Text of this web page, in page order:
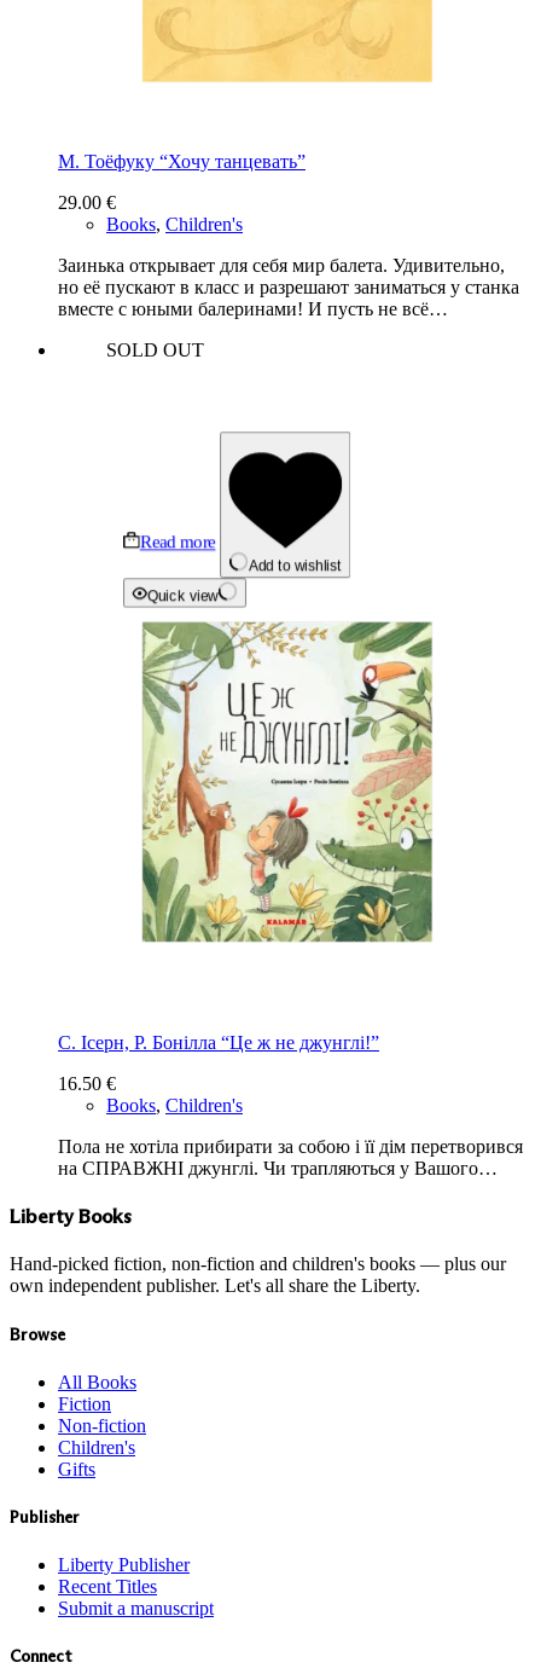
М. Тоёфуку “Хочу танцевать”
29.00 €
Books, Children's
Заинька открывает для себя мир балета. Удивительно,
но её пускают в класс и разрешают заниматься у станка
вместе с юными балеринами! И пусть не всё…
SOLD OUT
Read more
Add to wishlist
Quick view
С. Ісерн, Р. Бонілла “Це ж не джунглі!”
16.50 €
Books, Children's
Пола не хотіла прибирати за собою і її дім перетворився
на СПРАВЖНІ джунглі. Чи трапляються у Вашого…
Liberty Books
Hand-picked fiction, non-fiction and children's books — plus our
own independent publisher. Let's all share the Liberty.
Browse
All Books
Fiction
Non-fiction
Children's
Gifts
Publisher
Liberty Publisher
Recent Titles
Submit a manuscript
Connect